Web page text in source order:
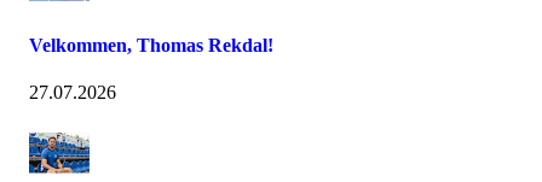
Velkommen, Thomas Rekdal!
27.07.2026